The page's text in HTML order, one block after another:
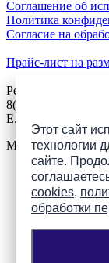
Этот сайт
технологии
сайте.
cookies,
обработки
Соглашение об
Политика
Согласие на
Прайс-лист на
Реклама на сайте
8(921)508-52-62,
Меню
Слушать